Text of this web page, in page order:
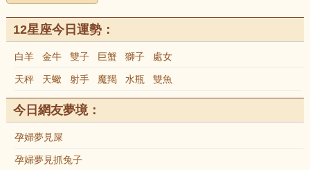
12星座今日運勢：
白羊 金牛 雙子 巨蟹 獅子 處女
天秤 天蠍 射手 魔羯 水瓶 雙魚
今日網友夢境：
孕婦夢見屎
孕婦夢見抓兔子